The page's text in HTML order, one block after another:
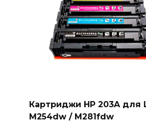
Картриджи HP 203A для
M254dw / M281fdw